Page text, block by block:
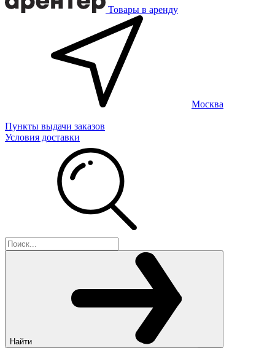
Товары в аренду
Москва
Пункты выдачи заказов
Условия доставки
Найти